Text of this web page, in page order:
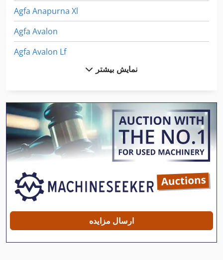
Agfa Anapurna Xl
Agfa Avalon
Agfa Avalon Lf
Agfa Rapiline
Canon 2380 I
Foliant 520
Gallus Em 280
Gallus R 160
Gallus R 200
نمایش بیشتر
ارسال مزایده